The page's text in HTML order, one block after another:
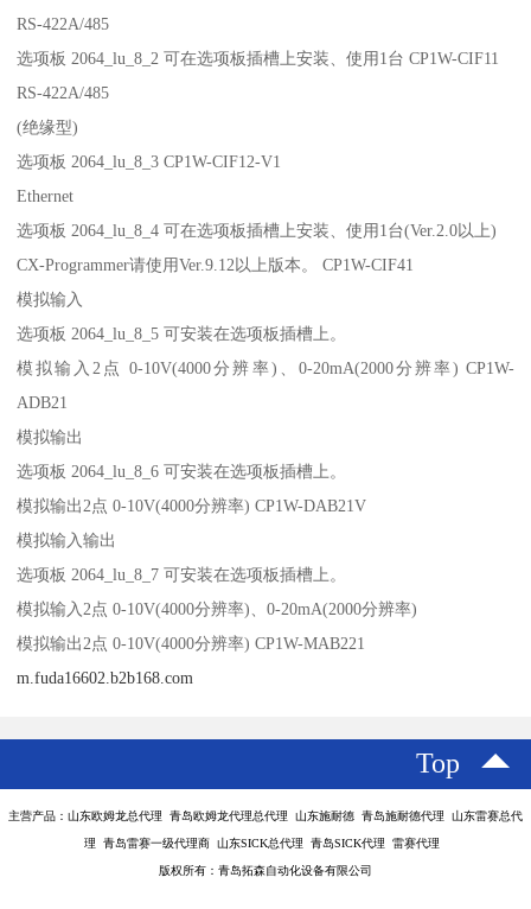
RS-422A/485
选项板 2064_lu_8_2 可在选项板插槽上安装、使用1台 CP1W-CIF11
RS-422A/485
(绝缘型)
选项板 2064_lu_8_3 CP1W-CIF12-V1
Ethernet
选项板 2064_lu_8_4 可在选项板插槽上安装、使用1台(Ver.2.0以上)
CX-Programmer请使用Ver.9.12以上版本。 CP1W-CIF41
模拟输入
选项板 2064_lu_8_5 可安装在选项板插槽上。
模拟输入2点 0-10V(4000分辨率)、0-20mA(2000分辨率) CP1W-
ADB21
模拟输出
选项板 2064_lu_8_6 可安装在选项板插槽上。
模拟输出2点 0-10V(4000分辨率) CP1W-DAB21V
模拟输入输出
选项板 2064_lu_8_7 可安装在选项板插槽上。
模拟输入2点 0-10V(4000分辨率)、0-20mA(2000分辨率)
模拟输出2点 0-10V(4000分辨率) CP1W-MAB221
m.fuda16602.b2b168.com
Top
主营产品：山东欧姆龙总代理 青岛欧姆龙代理总代理 山东施耐德 青岛施耐德代理 山东雷赛总代
理 青岛雷赛一级代理商 山东SICK总代理 青岛SICK代理 雷赛代理
版权所有：青岛拓森自动化设备有限公司